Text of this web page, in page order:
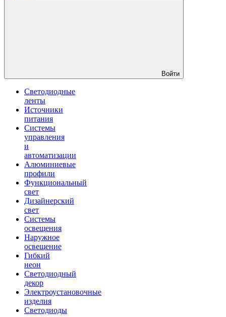
Войти
Светодиодные
ленты
Источники
питания
Системы
управления
и
автоматизации
Алюминиевые
профили
Функциональный
свет
Дизайнерский
свет
Системы
освещения
Наружное
освещение
Гибкий
неон
Светодиодный
декор
Электроустановочные
изделия
Светодиоды